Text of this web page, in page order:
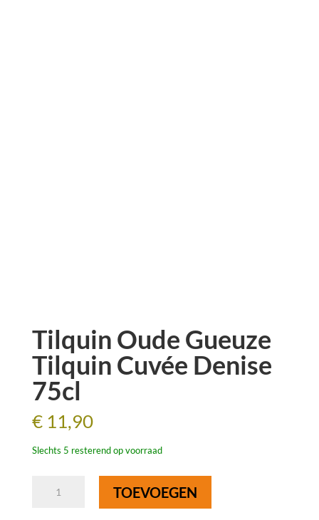
Tilquin Oude Gueuze
Tilquin Cuvée Denise
75cl
€11,90
Slechts 5 resterend op voorraad
TOEVOEGEN